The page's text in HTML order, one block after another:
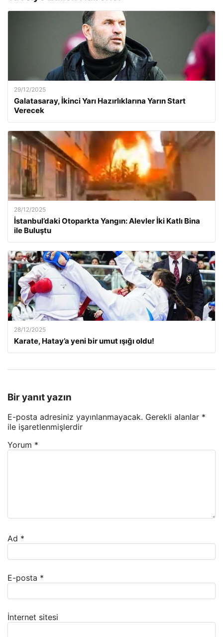
29/12/2025
Galatasaray, İkinci Yarı Hazırlıklarına Yarın Start
Verecek
28/12/2025
İstanbul’daki Otoparkta Yangın: Alevler İki Katlı Bina
ile Buluştu
28/12/2025
Karate, Hatay’a yeni bir umut ışığı oldu!
Bir yanıt yazın
E-posta adresiniz yayınlanmayacak. Gerekli alanlar *
ile işaretlenmişlerdir
Yorum *
Ad *
E-posta *
İnternet sitesi